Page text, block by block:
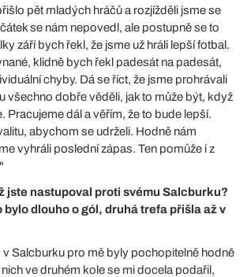
pět mladých hráčů a rozjížděli jsme se
se nám nepovedl, ale postupně se to
září bych řekl, že jsme už hráli lepší fotbal.
klidně bych řekl padesát na padesát,
chyby. Dá se říct, že jsme prohrávali
všechno dobře věděli, jak to může být, když
Pracujeme dál a věřím, že to bude lepší.
abychom se udrželi. Hodně nám
vyhráli poslední zápas. Ten pomůže i z
jste nastupoval proti svému Salcburku?
bylo dlouho o gól, druhá trefa přišla až v
v Salcburku pro mě byly pochopitelně hodně
ve druhém kole se mi docela podařil,